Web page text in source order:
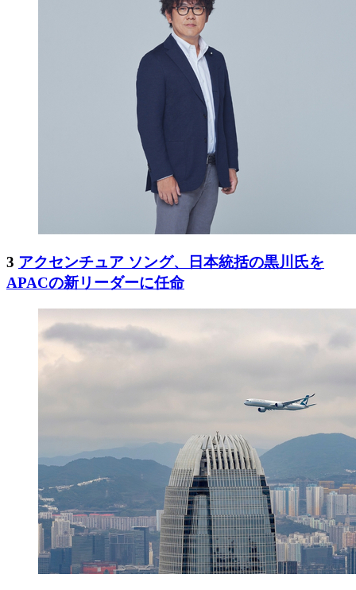
3 アクセンチュア ソング、日本統括の黒川氏を
APACの新リーダーに任命